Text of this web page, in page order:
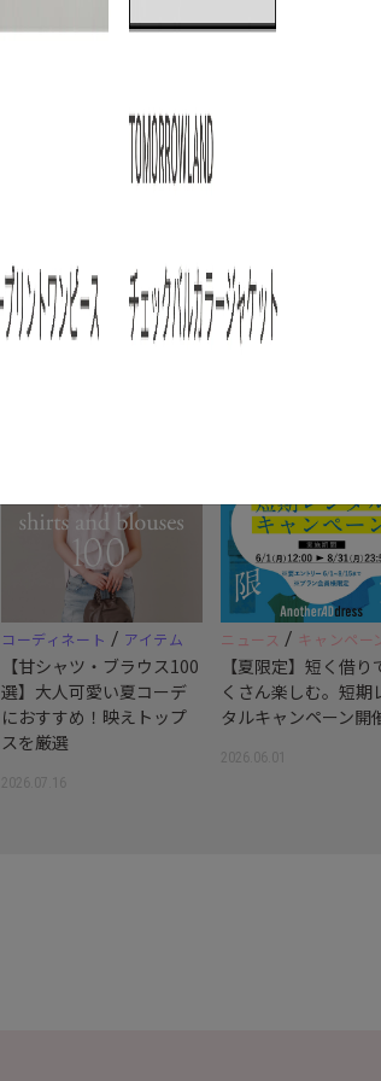
ARTICLE RANKING
コーディネート / アイテム
【甘シャツ・ブラウス100
選】大人可愛い夏コーデ
におすすめ！映えトップ
スを厳選
2026.07.16
ニュース / キャンペー
【夏限定】短く借り
くさん楽しむ。短期
タルキャンペーン開
2026.06.01